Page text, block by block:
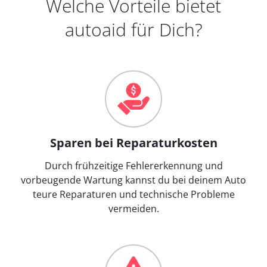
Welche Vorteile bietet
autoaid für Dich?
Sparen bei Reparaturkosten
Durch frühzeitige Fehlererkennung und
vorbeugende Wartung kannst du bei deinem Auto
teure Reparaturen und technische Probleme
vermeiden.